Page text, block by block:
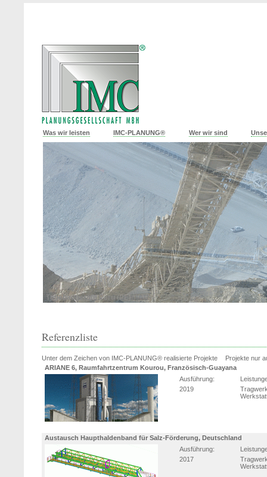
Was wir leisten IMC-PLANUNG® Wer wir sind
Referenzliste
Unter dem Zeichen von IMC-PLANUNG® realisierte Projekte
Projekte nur
ARIANE 6, Raumfahrtzentrum Kourou, Französisch-Guayana
Ausführung:
2019
Austausch Haupthaldenband für Salz-Förderung, Deutschland
Ausführung:
2017